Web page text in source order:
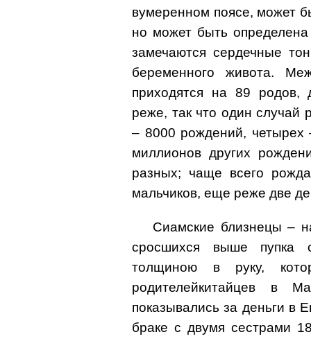
вумеренном поясе, может
но может быть определена
замечаются сердечные
беременного живота.
приходятся на 89 родов,
реже, так что один случай
– 8000 рождений, четырех
миллионов других
разных; чаще всего
мальчиков, еще реже две
Cиамскиe близнецы –
сросшихся выше пупка
толщиною в руку,
родителейкитайцев в
показывались за деньги в
браке с двумя сестрами